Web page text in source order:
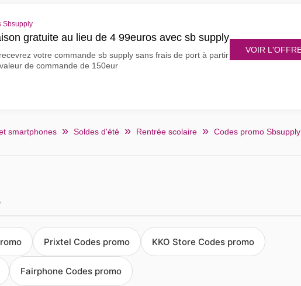
Sbsupply
gratuite au lieu de 4 99euros avec sb supply
votre commande sb supply sans frais de port à partir
de commande de 150eur
VOIR
smartphones Soldes d'été Rentrée scolaire Codes promo Sbsupply
Prixtel Codes promo KKO Store Codes promo
Fairphone Codes promo